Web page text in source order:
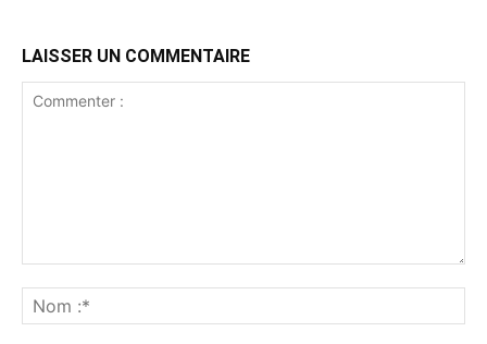
LAISSER UN COMMENTAIRE